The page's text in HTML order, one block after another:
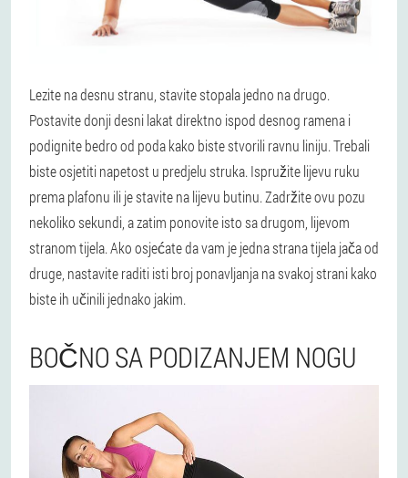
Lezite na desnu stranu, stavite stopala jedno na drugo.
Postavite donji desni lakat direktno ispod desnog ramena i
podignite bedro od poda kako biste stvorili ravnu liniju. Trebali
biste osjetiti napetost u predjelu struka. Ispružite lijevu ruku
prema plafonu ili je stavite na lijevu butinu. Zadržite ovu pozu
nekoliko sekundi, a zatim ponovite isto sa drugom, lijevom
stranom tijela. Ako osjećate da vam je jedna strana tijela jača od
druge, nastavite raditi isti broj ponavljanja na svakoj strani kako
biste ih učinili jednako jakim.
BOČNO SA PODIZANJEM NOGU